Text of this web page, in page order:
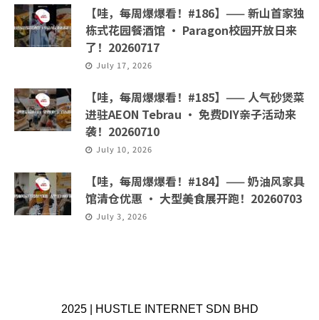
【哇，每周爆爆看！#186】—— 新山首家独
栋式花园餐酒馆 · Paragon校园开放日来
了！20260717
July 17, 2026
【哇，每周爆爆看！#185】—— 人气砂煲菜
进驻AEON Tebrau · 免费DIY亲子活动来
袭！20260710
July 10, 2026
【哇，每周爆爆看！#184】—— 奶油风家具
馆清仓优惠 · 大型美食展开跑！20260703
July 3, 2026
2025 | HUSTLE INTERNET SDN BHD